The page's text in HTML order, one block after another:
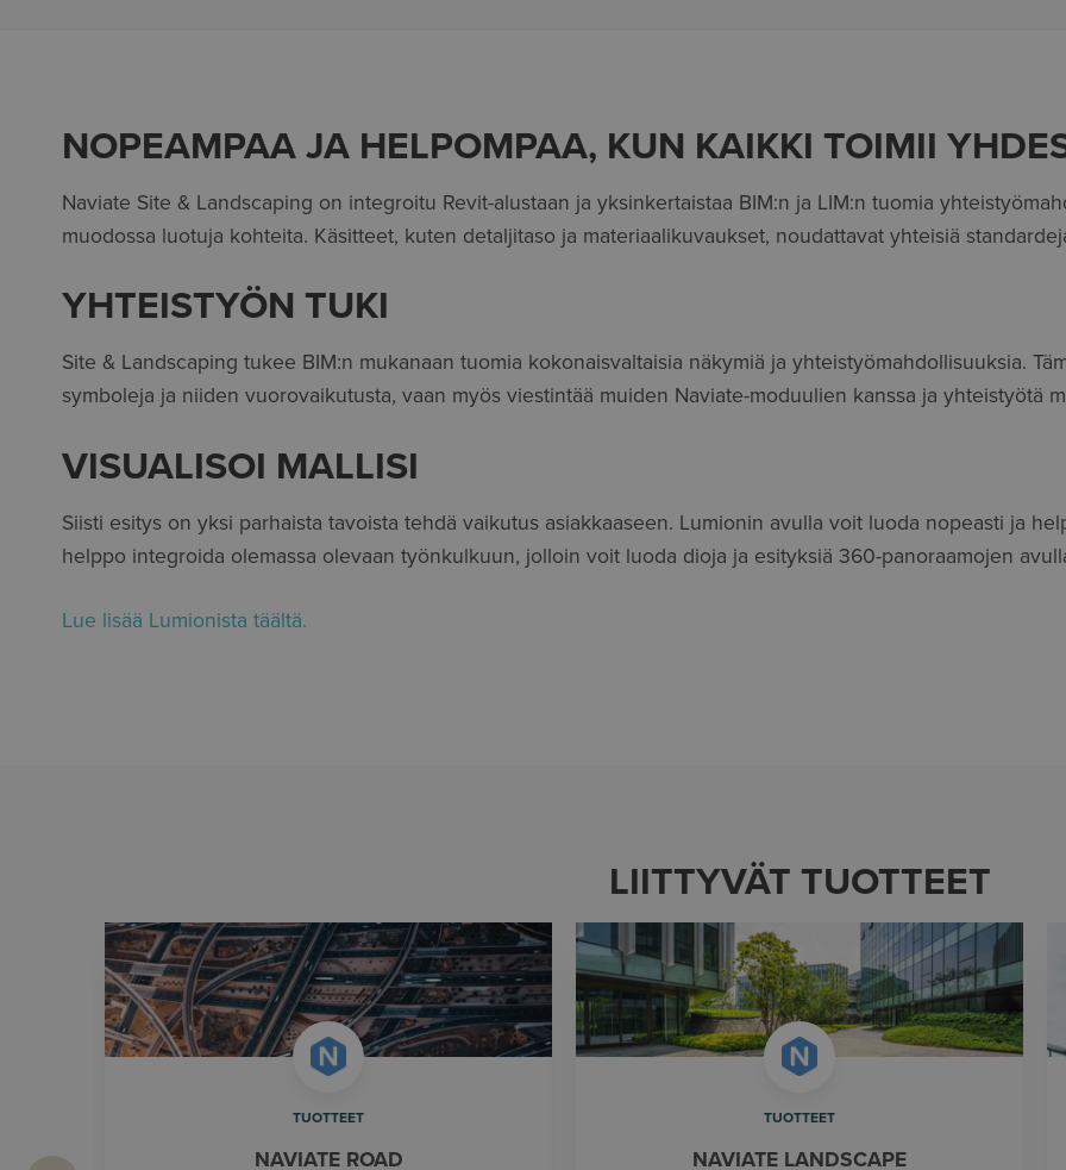
NOPEAMPAA JA HELPOMPAA, KUN KAIKKI TOIMII
Naviate Site & Landscaping on integroitu Revit-alustaan ja yksinkertaistaa BIM:n ja LIM:n tuomia
muodossa luotuja kohteita. Käsitteet, kuten detaljitaso ja materiaalikuvaukset, noudattavat yhteisiä
YHTEISTYÖN TUKI
Site & Landscaping tukee BIM:n mukanaan tuomia kokonaisvaltaisia näkymiä ja yhteistyömahdollisuuksia.
symboleja ja niiden vuorovaikutusta, vaan myös viestintää muiden Naviate-moduulien kanssa ja yhteistyötä
VISUALISOI MALLISI
Siisti esitys on yksi parhaista tavoista tehdä vaikutus asiakkaaseen. Lumionin avulla voit luoda nopeasti ja
helppo integroida olemassa olevaan työnkulkuun, jolloin voit luoda dioja ja esityksiä 360-panoraamojen
Lue lisää Lumionista täältä.
LIITTYVÄT TUOTTEET
TUOTTEET
NAVIATE ROAD
TUOTTEET
NAVIATE LANDSCAPE